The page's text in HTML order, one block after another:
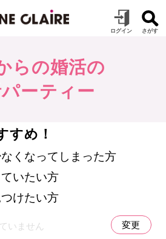
らの婚活の
ーティー
すめ！
くなってしまった方
いたい方
けたい方
いません 変更